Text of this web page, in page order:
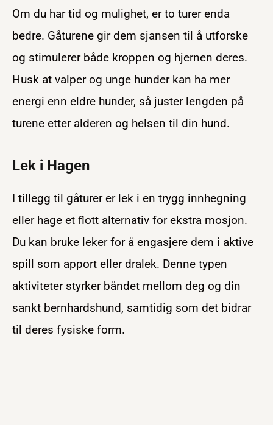
Om du har tid og mulighet, er to turer enda
bedre. Gåturene gir dem sjansen til å utforske
og stimulerer både kroppen og hjernen deres.
Husk at valper og unge hunder kan ha mer
energi enn eldre hunder, så juster lengden på
turene etter alderen og helsen til din hund.
Lek i Hagen
I tillegg til gåturer er lek i en trygg innhegning
eller hage et flott alternativ for ekstra mosjon.
Du kan bruke leker for å engasjere dem i aktive
spill som apport eller dralek. Denne typen
aktiviteter styrker båndet mellom deg og din
sankt bernhardshund, samtidig som det bidrar
til deres fysiske form.